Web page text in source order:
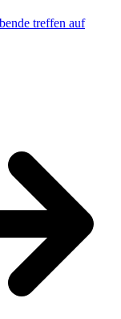
treffen auf